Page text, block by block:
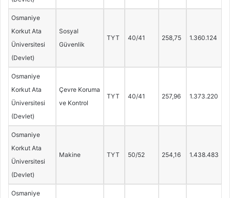
Osmaniye
Korkut Ata
Üniversitesi
(Devlet)
Sosyal
Güvenlik
TYT 40/41 258,75 1.360.124
Osmaniye
Korkut Ata
Üniversitesi
(Devlet)
Çevre Koruma
ve Kontrol
TYT 40/41 257,96 1.373.220
Osmaniye
Korkut Ata
Üniversitesi
(Devlet)
Makine TYT 50/52 254,16 1.438.483
Osmaniye